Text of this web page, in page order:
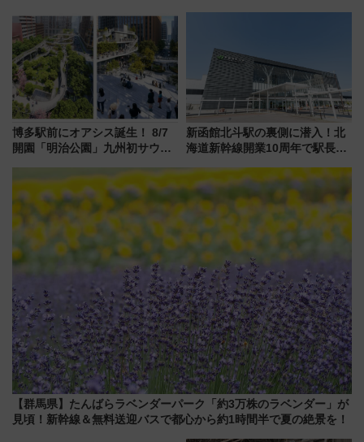
など注目の全6店舗 「博多活憩
通り」も一新
博多駅前にオアシス誕生！ 8/7
開園「明治公園」九州初サウナ
品グルメ登場で駅前の過ごし方
はどう変わる？
新函館北斗駅の裏側に潜入！北
海道新幹線開業10周年で駅長
ト 参加方法や体験内容を紹介
【群馬県】たんばらラベンダーパーク「約3万株のラベンダー」が
見頃！新幹線＆無料送迎バスで都心から約1時間半で夏の絶景を！